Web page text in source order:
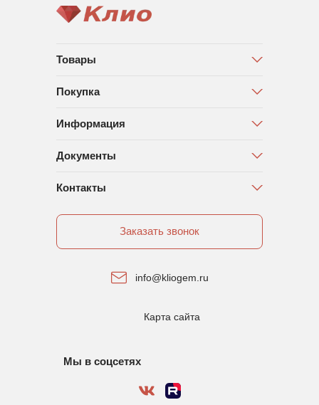
Товары
Покупка
Информация
Документы
Контакты
Заказать звонок
info@kliogem.ru
Карта сайта
Мы в соцсетях